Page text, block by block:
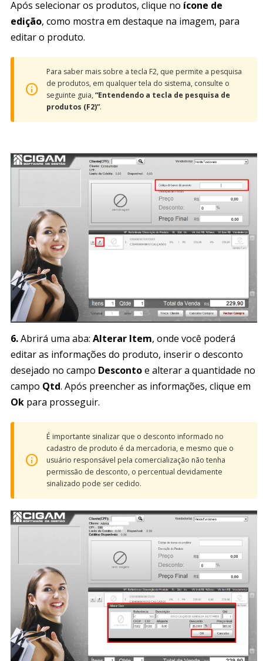
Após selecionar os produtos, clique no ícone de
edição, como mostra em destaque na imagem, para
editar o produto.
Para saber mais sobre a tecla F2, que permite a pesquisa
de produtos, em qualquer tela do sistema, consulte o
seguinte guia,“Entendendo a tecla de pesquisa de
produtos (F2)”.
6.Abrirá uma aba: Alterar Item, onde você poderá
editar as informações do produto, inserir o desconto
desejado no campo Descontoe alterar a quantidade no
campo Qtd. Após preencher as informações, clique em
Ok para prosseguir.
É importante sinalizar que o desconto informado no
cadastro de produto é da mercadoria, e mesmo que o
usuário responsável pela comercialização não tenha
permissão de desconto, o percentual devidamente
sinalizado pode ser cedido.